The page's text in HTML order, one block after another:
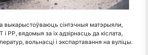
выкарыстоўваюць сінтэчныя матэрыяли,
і PP, вядомыя за іх адзірнасць да кіслата,
вольнасці і экспартавання на вуліцы.